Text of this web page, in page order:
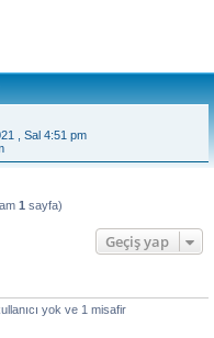
, Sal 4:51 pm
1 sayfa)
Geçiş yap
yok ve 1 misafir